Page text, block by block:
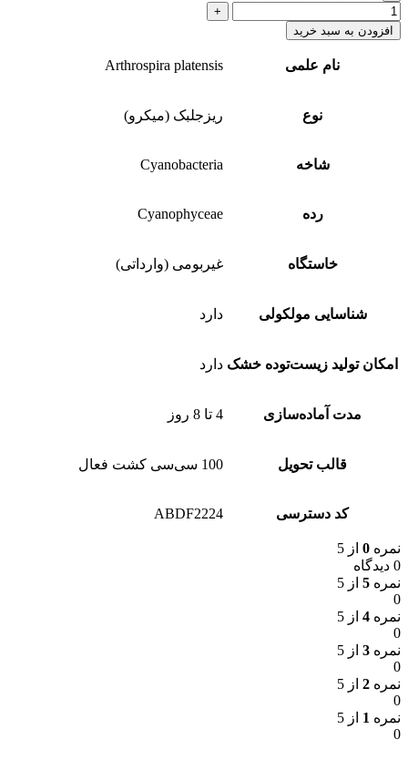
افزودن به سبد خرید
نام علمی Arthrospira platensis
نوع ریزجلبک (میکرو)
شاخه Cyanobacteria
رده Cyanophyceae
خاستگاه غیربومی (وارداتی)
شناسایی مولکولی دارد
امکان تولید زیست‌توده خشک دارد
مدت آماده‌سازی 4 تا 8 روز
قالب تحویل 100 سی‌سی کشت فعال
کد دسترسی ABDF2224
نمره 0 از 5
0 دیدگاه
نمره 5 از 5
0
نمره 4 از 5
0
نمره 3 از 5
0
نمره 2 از 5
0
نمره 1 از 5
0